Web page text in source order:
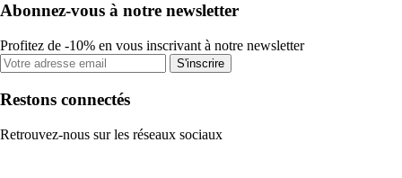
Abonnez-vous à notre newsletter
Profitez de -10% en vous inscrivant à notre newsletter
S'inscrire
Restons connectés
Retrouvez-nous sur les réseaux sociaux